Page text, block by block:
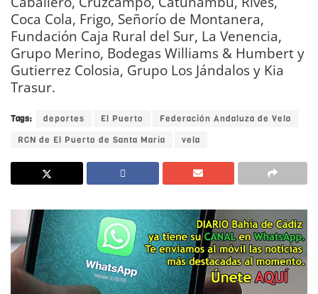
Coca Cola, Frigo, Señorío de Montanera,
Fundación Caja Rural del Sur, La Venencia,
Grupo Merino, Bodegas Williams & Humbert y
Gutierrez Colosia, Grupo Los Jándalos y Kia
Trasur.
Tags: deportes El Puerto
Federación Andaluza de Vela
RCN de El Puerto de Santa María
vela